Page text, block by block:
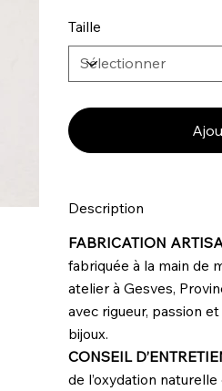
Taille
Description
FABRICATION
fabriquée à la main de
atelier à Gesves,
avec rigueur, passion
bijoux.
CONSEIL
de l’oxydation